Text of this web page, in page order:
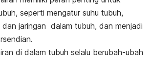
seperti mengatur suhu tubuh,
dan jaringan dalam tubuh, dan menjadi
di dalam tubuh selalu berubah-ubah